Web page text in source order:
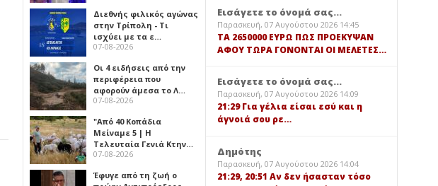
Διεθνής φιλικός αγώνας
στην Τρίπολη - Τι
ισχύει με τα ε…
07-08-2026
Οι 4 ειδήσεις από την
περιφέρεια που
αφορούν άμεσα το Λ…
07-08-2026
"Από 40 Κοπάδια
Μείναμε 5 | Η
Τελευταία Γενιά Κτην…
07-08-2026
Έφυγε από τη ζωή ο
Εισάγετε το όνομά σας...
Παρασκευή, 07 Αυγούστου 2026 14:45
TA 2650000 ΕΥΡΩ ΠΩΣ ΠΡΟΕΚΥΨΑΝ
ΑΦΟΥ ΤΩΡΑ ΓΟΝΟΝΤΑΙ ΟΙ ΜΕΛΕΤΕΣ…
Εισάγετε το όνομά σας...
Παρασκευή, 07 Αυγούστου 2026 14:09
21:29 Για γέλια είσαι εσύ και η
άγνοιά σου ρε…
Δημότης
Παρασκευή, 07 Αυγούστου 2026 14:04
21:29, 20:51 Αν δεν ήσασταν τόσο